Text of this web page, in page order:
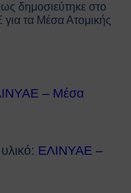
δημοσιεύτηκε στο
τα Μέσα Ατομικής
– Μέσα
ΕΛΙΝΥΑΕ –